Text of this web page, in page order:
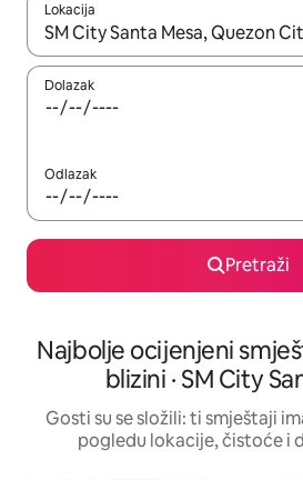
Lokacija
Kada budu dostupni rezultati, moći
Dolazak
Odlazak
Pretraži
Najbolje ocijenjeni
blizini · SM City
Gosti su se složili: ti smještaji
pogledu lokacije, čistoće i